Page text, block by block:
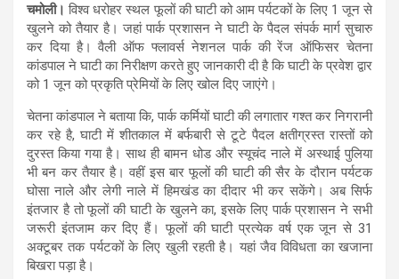
चमोली। विश्व धरोहर स्थल फूलों की घाटी को आम पर्यटकों के लिए 1 जून से
खुलने को तैयार है। जहां पार्क प्रशासन ने घाटी के पैदल संपर्क मार्ग सुचारु
कर दिया है। वैली ऑफ फ्लावर्स नेशनल पार्क की रेंज ऑफिसर चेतना
कांडपाल ने घाटी का निरीक्षण करते हुए जानकारी दी है कि घाटी के प्रवेश द्वार
को 1 जून को प्रकृति प्रेमियों के लिए खोल दिए जाएंगे।
चेतना कांडपाल ने बताया कि, पार्क कर्मियों घाटी की लगातार गश्त कर निगरानी
कर रहे है, घाटी में शीतकाल में बर्फबारी से टूटे पैदल क्षतीग्रस्त रास्तों को
दुरस्त किया गया है। साथ ही बामन धोड और स्यूचंद नाले में अस्थाई पुलिया
भी बन कर तैयार है। वहीं इस बार फूलों की घाटी की सैर के दौरान पर्यटक
घोसा नाले और लेगी नाले में हिमखंड का दीदार भी कर सकेंगे। अब सिर्फ
इंतजार है तो फूलों की घाटी के खुलने का, इसके लिए पार्क प्रशासन ने सभी
जरूरी इंतजाम कर दिए हैं। फूलों की घाटी प्रत्येक वर्ष एक जून से 31
अक्टूबर तक पर्यटकों के लिए खुली रहती है। यहां जैव विविधता का खजाना
बिखरा पड़ा है।